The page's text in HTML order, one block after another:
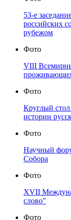
53-е
российских
рубежом
Фото
VIII
Фото
Круглый
истории
Фото
Научный
Собора
Фото
XVII
слово"
Фото